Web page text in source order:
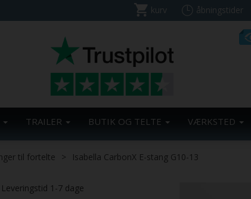
kurv åbningstider
TRAILER BUTIK OG TELTE VÆRKSTED
til fortelte Isabella CarbonX E-stang G10-13
1-7 dage